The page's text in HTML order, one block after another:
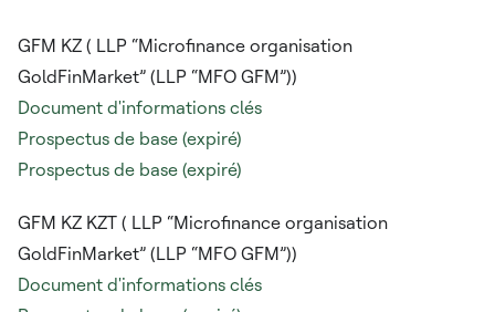
GFM KZ ( LLP “Microfinance organisation
GoldFinMarket” (LLP “MFO GFM”))
Document d'informations clés
Prospectus de base (expiré)
Prospectus de base (expiré)
GFM KZ KZT ( LLP “Microfinance organisation
GoldFinMarket” (LLP “MFO GFM”))
Document d'informations clés